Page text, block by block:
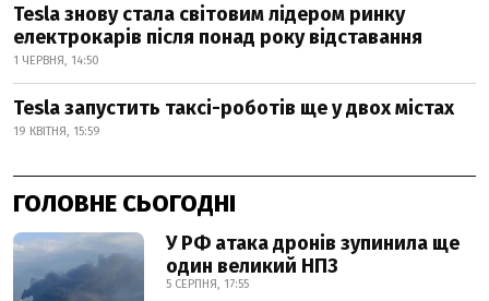
Tesla знову стала світовим лідером ринку
електрокарів після понад року відставання
1 ЧЕРВНЯ, 14:50
Tesla запустить таксі-роботів ще у двох містах
19 КВІТНЯ, 15:59
ГОЛОВНЕ СЬОГОДНІ
У РФ атака дронів зупинила ще
один великий НПЗ
5 СЕРПНЯ, 17:55